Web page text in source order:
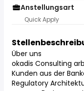
Anstellungsart
Quick Apply
Über uns
okadis Consulting
Kunden aus der
Regulatory